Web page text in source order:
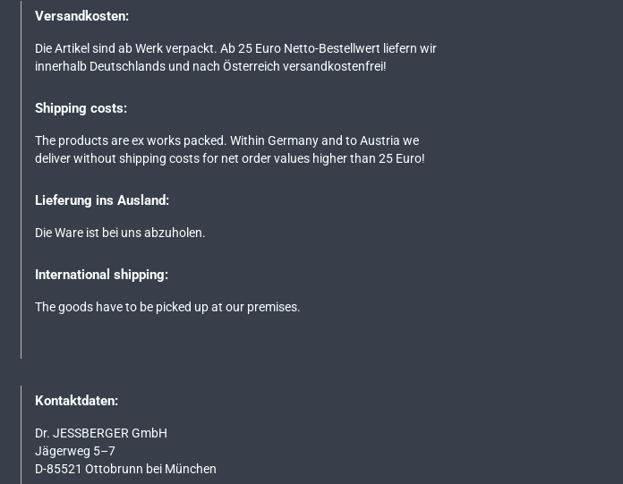
Versandkosten:
Die Artikel sind ab Werk verpackt. Ab 25 Euro Netto-Bestellwert liefern wir
innerhalb Deutschlands und nach Österreich versandkostenfrei!
Shipping costs:
The products are ex works packed. Within Germany and to Austria we
deliver without shipping costs for net order values higher than 25 Euro!
Lieferung ins Ausland:
Die Ware ist bei uns abzuholen.
International shipping:
The goods have to be picked up at our premises.
Kontaktdaten:
Dr. JESSBERGER GmbH
Jägerweg 5–7
D-85521 Ottobrunn bei München